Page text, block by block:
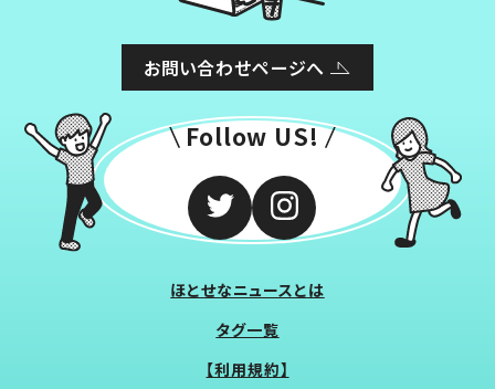
お問い合わせページへ
Follow US!
ほとせなニュースとは
タグ一覧
【利用規約】